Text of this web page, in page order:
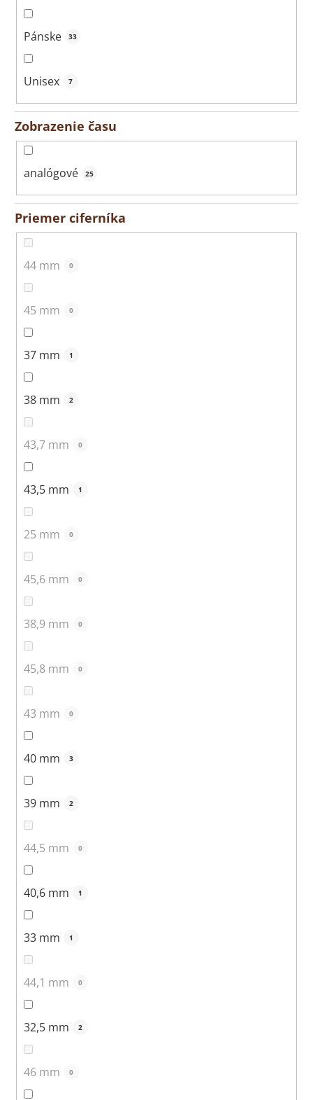
Pánske 33
Unisex 7
Zobrazenie času
analógové 25
Priemer ciferníka
44 mm 0
45 mm 0
37 mm 1
38 mm 2
43,7 mm 0
43,5 mm 1
25 mm 0
45,6 mm 0
38,9 mm 0
45,8 mm 0
43 mm 0
40 mm 3
39 mm 2
44,5 mm 0
40,6 mm 1
33 mm 1
44,1 mm 0
32,5 mm 2
46 mm 0